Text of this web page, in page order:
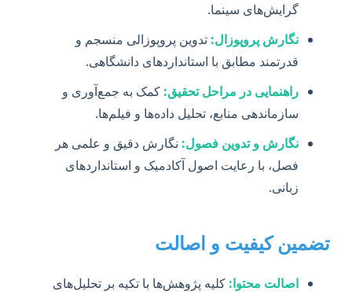
گرایش‌های سینما.
نگارش پروپوزال: تدوین پروپوزالی منسجم و
قدرتمند مطابق با استانداردهای دانشگاهی.
راهنمایی در مراحل تحقیق: کمک به جمع‌آوری و
سازماندهی منابع، تحلیل داده‌ها و فیلم‌ها.
نگارش و تدوین فصول: نگارش دقیق و علمی هر
فصل، با رعایت اصول آکادمیک و استانداردهای
زبانی.
تضمین کیفیت و اصالت
اصالت محتوا: کلیه پژوهش‌ها با تکیه بر تحلیل‌های